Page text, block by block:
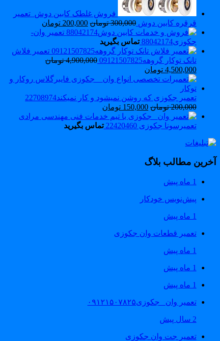
فروش غلطک کابین دوش_تعمیر
قرقره کابین دوش 300,000 تومان 200,000 تومان
تعمیر وان-
جکوزی88042174
تماس بگیرید
تعمیر فلاش
تانک توکار گروهه09121507825
4,900,000 تومان
4,500,000 تومان
تعمیر جکوزی که روشن نمیشود و کار نمیکند22708974
200,000 تومان 150,000 تومان
تعمیرسونا جکوزی 22420460 تماس بگیرید
مطالب بلاگ
1 ماه پیش
پیش‌نویس خودکار
تعمیر قطعات وان جکوزی
1 ماه پیش
1 ماه پیش
تعمیر وان _جکوزی۰۹۱۲۱۵۰۷۸۲۵
تعمیر جت وان جکوزی